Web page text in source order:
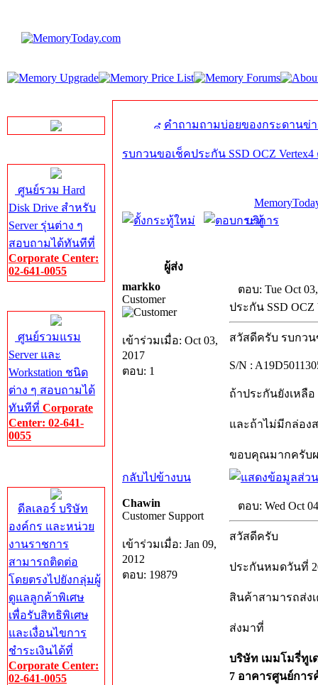
ศูนย์รวม Hard
Disk Drive สำหรับ
Server รุ่นต่าง ๆ
สอบถามได้ทันทีที่
Corporate Center:
02-641-0055
ศูนย์รวมแรม
Server และ
Workstation ชนิด
ต่าง ๆ สอบถามได้
ทันทีที่ Corporate
Center: 02-641-
0055
ดีลเลอร์ บริษัท
องค์กร และหน่วย
งานราชการ
สามารถติดต่อ
โดยตรงไปยังกลุ่มผู้
ดูแลลูกค้าพิเศษ
เพื่อรับสิทธิพิเศษ
และเงื่อนไขการ
ชำระเงินได้ที่
Corporate Center:
02-641-0055
คำถามถามบ่อยของกระดานข่
รบกวนขอเช็คประกัน SSD OCZ
บริการ
ผู้ส่ง
markko
Customer
เข้าร่วมเมื่อ: Oct 03,
2017
ตอบ: 1
ตอบ: Tue Oct
ประกัน SSD OCZ
สวัสดีครับ รบกวน
S/N :
ถ้าประกันยังเหลื
และถ้าไม่มีกล่อง
ขอบคุณมากครับ
กลับไปข้างบน
Chawin
Customer Support
เข้าร่วมเมื่อ: Jan 09,
2012
ตอบ: 19879
ตอบ: Wed Oct
สวัสดีครับ
ประกันหมดวันที่
สินค้าสามารถส่ง
ส่งมาที่
บริษัท เมมโมรี่ทูเ
7 อาคารศูนย์การ